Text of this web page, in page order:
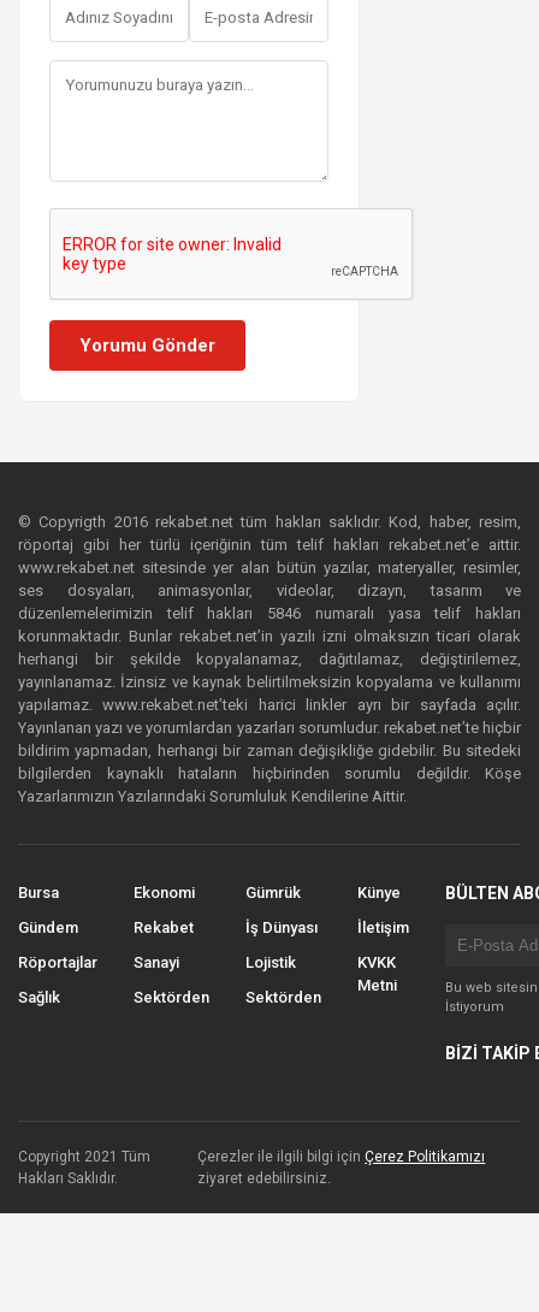
Yorumu Gönder
© Copyrigth 2016 rekabet.net tüm hakları saklıdır. Kod, haber, resim,
röportaj gibi her türlü içeriğinin tüm telif hakları rekabet.net’e aittir.
www.rekabet.net sitesinde yer alan bütün yazılar, materyaller, resimler,
ses dosyaları, animasyonlar, videolar, dizayn, tasarım ve
düzenlemelerimizin telif hakları 5846 numaralı yasa telif hakları
korunmaktadır. Bunlar rekabet.net’in yazılı izni olmaksızın ticari olarak
herhangi bir şekilde kopyalanamaz, dağıtılamaz, değiştirilemez,
yayınlanamaz. İzinsiz ve kaynak belirtilmeksizin kopyalama ve kullanımı
yapılamaz. www.rekabet.net’teki harici linkler ayrı bir sayfada açılır.
Yayınlanan yazı ve yorumlardan yazarları sorumludur. rekabet.net’te hiçbir
bildirim yapmadan, herhangi bir zaman değişikliğe gidebilir. Bu sitedeki
bilgilerden kaynaklı hataların hiçbirinden sorumlu değildir. Köşe
Yazarlarımızın Yazılarındaki Sorumluluk Kendilerine Aittir.
Bursa
Gündem
Röportajlar
Sağlık
Ekonomi
Rekabet
Sanayi
Sektörden
Gümrük
İş Dünyası
Lojistik
Sektörden
Künye
İletişim
KVKK
Metni
BÜLTEN
Bu web
İstiyorum
BİZİ TAKİP
Copyright 2021 Tüm
Hakları Saklıdır.
Çerezler ile ilgili bilgi içinÇerez Politikamızı
ziyaret edebilirsiniz.